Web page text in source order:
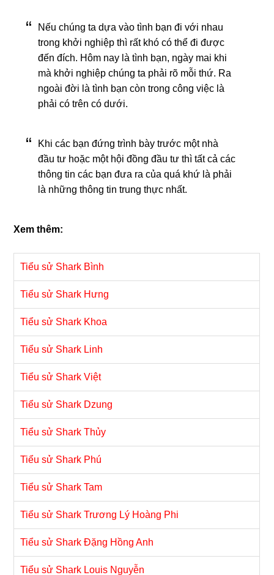
Nếu chúng ta dựa vào tình bạn đi với nhau
trong khởi nghiệp thì rất khó có thể đi được
đến đích. Hôm nay là tình bạn, ngày mai khi
mà khởi nghiệp chúng ta phải rõ mỗi thứ. Ra
ngoài đời là tình bạn còn trong công việc là
phải có trên có dưới.
Khi các bạn đứng trình bày trước một nhà
đầu tư hoặc một hội đồng đầu tư thì tất cả các
thông tin các bạn đưa ra của quá khứ là phải
là những thông tin trung thực nhất.
Xem thêm:
Tiểu sử Shark Bình
Tiểu sử Shark Hưng
Tiểu sử Shark Khoa
Tiểu sử Shark Linh
Tiểu sử Shark Việt
Tiểu sử Shark Dzung
Tiểu sử Shark Thủy
Tiểu sử Shark Phú
Tiểu sử Shark Tam
Tiểu sử Shark Trương Lý Hoàng Phi
Tiểu sử Shark Đặng Hồng Anh
Tiểu sử Shark Louis Nguyễn